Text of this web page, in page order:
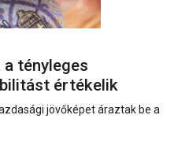
tényleges
értékelik
jövőképet áraztak be a